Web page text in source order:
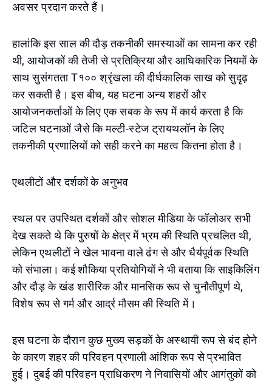
अवसर प्रदान करते हैं।
हालांकि इस साल की दौड़ तकनीकी समस्याओं का सामना कर रही
थी, आयोजकों की तेजी से प्रतिक्रिया और आधिकारिक नियमों के
साथ सुसंगतता T१०० श्रृंखला की दीर्घकालिक साख को सुदृढ़
कर सकती है। इस बीच, यह घटना अन्य शहरों और
आयोजनकर्ताओं के लिए एक सबक के रूप में कार्य करता है कि
जटिल घटनाओं जैसे कि मल्टी-स्टेज ट्रायथलॉन के लिए
तकनीकी प्रणालियों को सही करने का महत्व कितना होता है।
एथलीटों और दर्शकों के अनुभव
स्थल पर उपस्थित दर्शकों और सोशल मीडिया के फॉलोअर सभी
देख सकते थे कि पुरुषों के क्षेत्र में भ्रम की स्थिति प्रचलित थी,
लेकिन एथलीटों ने खेल भावना वाले ढंग से और धैर्यपूर्वक स्थिति
को संभाला। कई शौकिया प्रतियोगियों ने भी बताया कि साइकिलिंग
और दौड़ के खंड शारीरिक और मानसिक रूप से चुनौतीपूर्ण थे,
विशेष रूप से गर्म और आर्द्र मौसम की स्थिति में।
इस घटना के दौरान कुछ मुख्य सड़कों के अस्थायी रूप से बंद होने
के कारण शहर की परिवहन प्रणाली आंशिक रूप से प्रभावित
हुई। दुबई की परिवहन प्राधिकरण ने निवासियों और आगंतुकों को